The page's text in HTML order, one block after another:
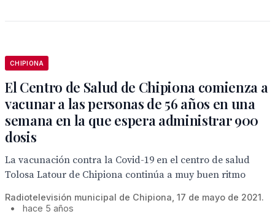
CHIPIONA
El Centro de Salud de Chipiona comienza a
vacunar a las personas de 56 años en una
semana en la que espera administrar 900
dosis
La vacunación contra la Covid-19 en el centro de salud
Tolosa Latour de Chipiona continúa a muy buen ritmo
Radiotelevisión municipal de Chipiona, 17 de mayo de 2021.
•
hace 5 años